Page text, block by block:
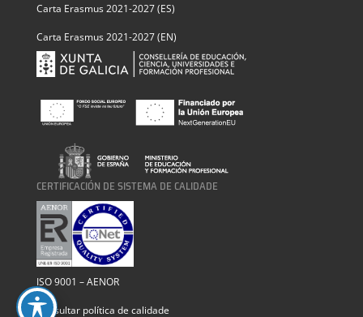
Carta Erasmus 2021-2027 (ES)
Carta Erasmus 2021-2027 (EN)
CERTIFICACIÓN DE SISTEMA DE CALIDADE
ISO 9001 – AENOR
Consultar política de calidade